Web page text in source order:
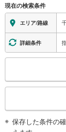
現在の検索条件
エリア/路線
詳細条件
検
保存した条件の